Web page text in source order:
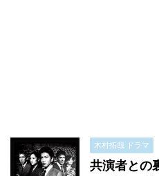
木村拓哉 ドラマ
共演者との